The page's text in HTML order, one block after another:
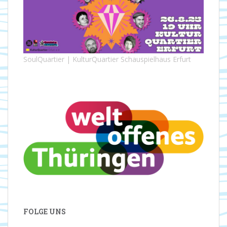
SoulQuartier | KulturQuartier Schauspielhaus Erfurt
FOLGE UNS